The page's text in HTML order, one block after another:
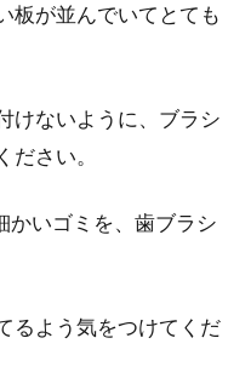
板が並んでいてとても
けないように、ブラシ
さい。
かいゴミを、歯ブラシ
るよう気をつけてくだ